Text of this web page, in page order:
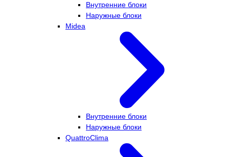
Внутренние блоки
Наружные блоки
Midea
Внутренние блоки
Наружные блоки
QuattroClima